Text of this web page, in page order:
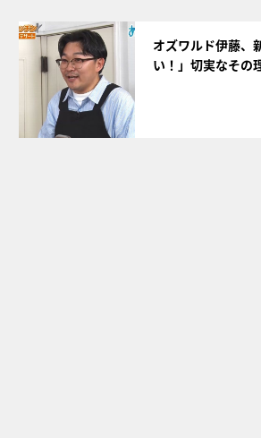
オズワルド伊藤、
い！」切実なその